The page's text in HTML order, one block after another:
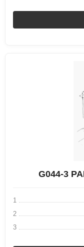
G044-3
1
2
3